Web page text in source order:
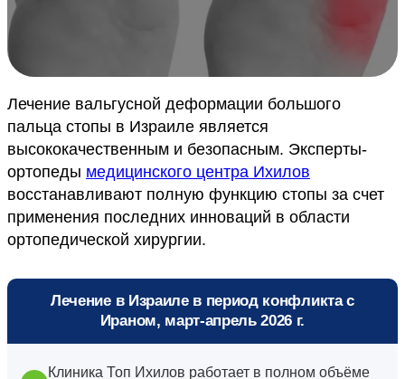
Лечение вальгусной деформации большого
пальца стопы в Израиле является
высококачественным и безопасным. Эксперты-
ортопеды медицинского центра Ихилов
восстанавливают полную функцию стопы за счет
применения последних инноваций в области
ортопедической хирургии.
Лечение в Израиле в период конфликта с
Ираном, март-апрель 2026 г.
Клиника Топ Ихилов работает в полном объёме